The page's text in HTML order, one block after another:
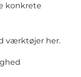
konkrete
værktøjer her.